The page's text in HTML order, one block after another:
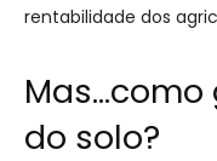
rentabilidade dos
do solo?